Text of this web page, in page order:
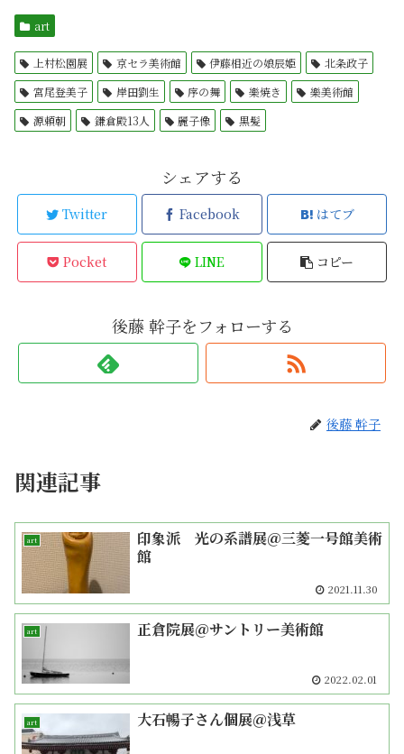
art
上村松園展 京セラ美術館 伊藤相近の娘辰姫
北条政子
宮尾登美子
岸田劉生 序の舞 樂焼き
樂美術館
源頼朝
鎌倉殿13人 麗子像 黒髪
シェアする
Twitter Facebook はてブ
Pocket LINE コピー
後藤 幹子をフォローする
後藤 幹子
関連記事
art
印象派 光の系譜展＠三菱一号館美術
館
2021.11.30
art 正倉院展＠サントリー美術館
2022.02.01
art 大石暢子さん個展＠浅草